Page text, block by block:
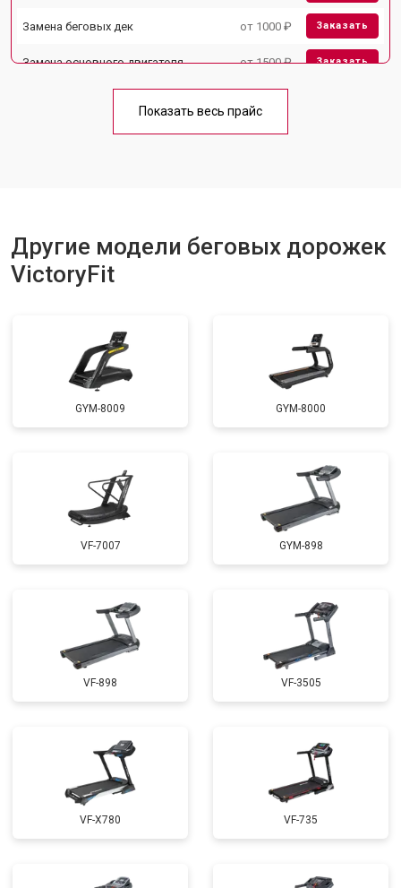
Замена беговых дек от 1000 ₽ Заказать
Замена основного двигателя от 1500 ₽ Заказать
Замена блока питания от 1000 ₽
Показать весь прайс
Другие модели беговых дорожек
VictoryFit
GYM-8009 GYM-8000
VF-7007 GYM-898
VF-898 VF-3505
VF-X780 VF-735